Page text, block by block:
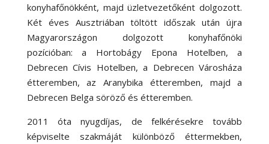
konyhafőnökként, majd üzletvezetőként dolgozott.
Két éves Ausztriában töltött időszak után újra
Magyarországon dolgozott konyhafőnöki
pozícióban: a Hortobágy Epona Hotelben, a
Debrecen Cívis Hotelben, a Debrecen Városháza
étteremben, az Aranybika étteremben, majd a
Debrecen Belga söröző és étteremben.
2011 óta nyugdíjas, de felkérésekre tovább
képviselte szakmáját különböző éttermekben,